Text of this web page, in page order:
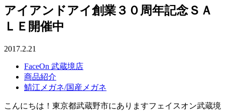
アイアンドアイ創業３０周年記念ＳＡ
ＬＥ開催中
2017.2.21
FaceOn 武蔵境店
商品紹介
鯖江メガネ/国産メガネ
こんにちは！東京都武蔵野市にありますフェイスオン武蔵境